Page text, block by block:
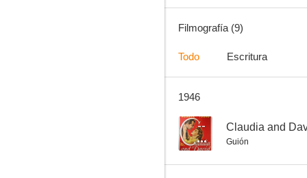
La novia vestía de rojo
Filmografía (9)
Todo Escritura
1946
-- Claudia and
Guión